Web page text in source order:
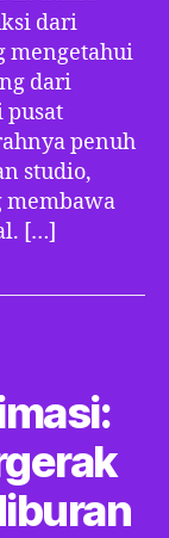
dari
mengetahui
dari
pusat
penuh
studio,
membawa
[…]